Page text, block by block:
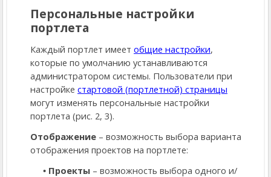
Персональные настройки
портлета
Каждый портлет имеет общие настройки,
которые по умолчанию устанавливаются
администратором системы. Пользователи при
настройке стартовой (портлетной) страницы
могут изменять персональные настройки
портлета (рис. 2, 3).
Отображение – возможность выбора варианта
отображения проектов на портлете:
Проекты – возможность выбора одного и/